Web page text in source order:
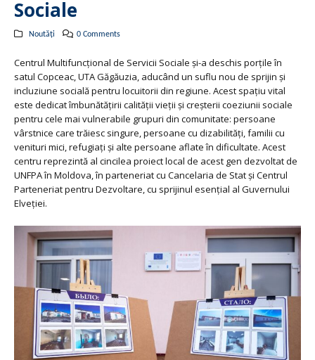
Sociale
Noutăți 0 Comments
Centrul Multifuncțional de Servicii Sociale și-a deschis porțile în
satul Copceac, UTA Găgăuzia, aducând un suflu nou de sprijin și
incluziune socială pentru locuitorii din regiune. Acest spațiu vital
este dedicat îmbunătățirii calității vieții și creșterii coeziunii sociale
pentru cele mai vulnerabile grupuri din comunitate: persoane
vârstnice care trăiesc singure, persoane cu dizabilități, familii cu
venituri mici, refugiați și alte persoane aflate în dificultate. Acest
centru reprezintă al cincilea proiect local de acest gen dezvoltat de
UNFPA în Moldova, în parteneriat cu Cancelaria de Stat și Centrul
Parteneriat pentru Dezvoltare, cu sprijinul esențial al Guvernului
Elveției.